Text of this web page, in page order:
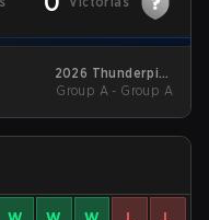
2026 Thunderpick
World Championship:
Group A - Group A